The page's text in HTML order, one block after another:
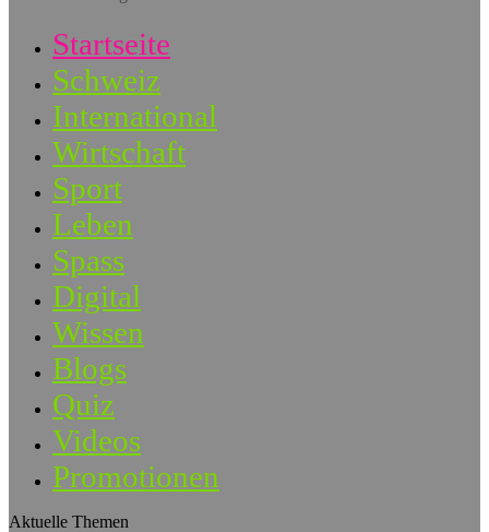
Startseite
Schweiz
International
Wirtschaft
Sport
Leben
Spass
Digital
Wissen
Blogs
Quiz
Videos
Promotionen
Aktuelle Themen